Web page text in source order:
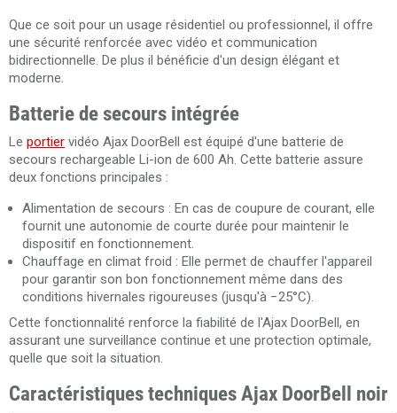
Que ce soit pour un usage résidentiel ou professionnel, il offre
une sécurité renforcée avec vidéo et communication
bidirectionnelle. De plus il bénéficie d'un design élégant et
moderne.
Batterie de secours intégrée
Le portier vidéo Ajax DoorBell est équipé d'une batterie de
secours rechargeable Li-ion de 600 Ah. Cette batterie assure
deux fonctions principales :
Alimentation de secours : En cas de coupure de courant, elle
fournit une autonomie de courte durée pour maintenir le
dispositif en fonctionnement.
Chauffage en climat froid : Elle permet de chauffer l'appareil
pour garantir son bon fonctionnement même dans des
conditions hivernales rigoureuses (jusqu'à −25°C).
Cette fonctionnalité renforce la fiabilité de l'Ajax DoorBell, en
assurant une surveillance continue et une protection optimale,
quelle que soit la situation.
Caractéristiques techniques Ajax DoorBell noir